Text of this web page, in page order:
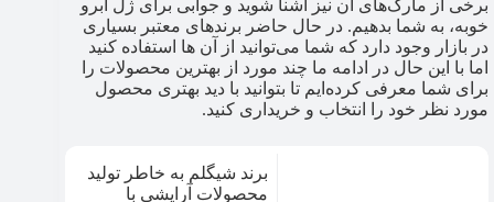
برخی از مارک‌های آن نیز آشنا شوید و جوابی برای ژل ابرو
خوبه، به شما بدهیم. در حال حاضر برندهای معتبر بسیاری
در بازار وجود دارد که شما می‌توانید از آن ها استفاده کنید
اما با این حال در ادامه ما چند مورد از بهترین محصولات را
برای شما معرفی کرده‌ایم تا بتوانید با دید بهتری محصول
مورد نظر خود را انتخاب و خریداری کنید.
برند شیگلم به خاطر تولید
محصولات آرایشی با